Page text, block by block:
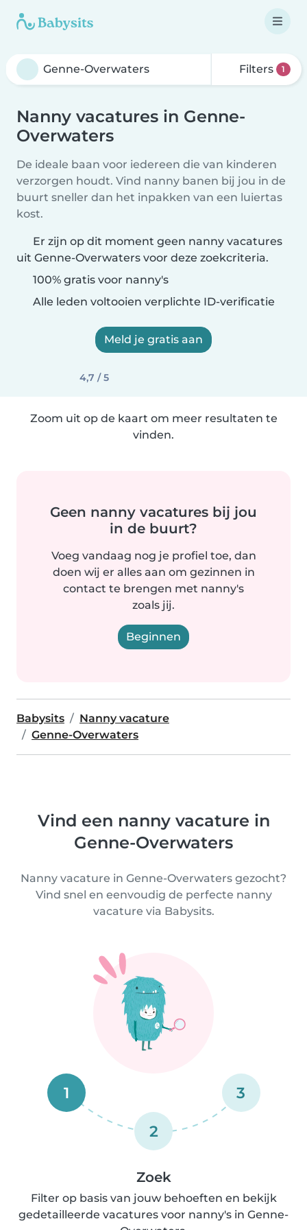
Filters 1
Nanny vacatures in Genne-
Overwaters
De ideale baan voor iedereen die van kinderen
verzorgen houdt. Vind nanny banen bij jou in de
buurt sneller dan het inpakken van een luiertas
kost.
Er zijn op dit moment geen nanny vacatures
uit Genne-Overwaters voor deze zoekcriteria.
100% gratis voor nanny's
Alle leden voltooien verplichte ID-verificatie
Meld je gratis aan
4,7 / 5
Zoom uit op de kaart om meer resultaten te
vinden.
Geen nanny vacatures bij jou
in de buurt?
Voeg vandaag nog je profiel toe, dan
doen wij er alles aan om gezinnen in
contact te brengen met nanny's
zoals jij.
Beginnen
Babysits
Nanny vacature
Genne-Overwaters
Vind een nanny vacature in
Genne-Overwaters
Nanny vacature in Genne-Overwaters gezocht?
Vind snel en eenvoudig de perfecte nanny
vacature via Babysits.
1
2
3
Zoek
Filter op basis van jouw behoeften en bekijk
gedetailleerde vacatures voor nanny's in Genne-